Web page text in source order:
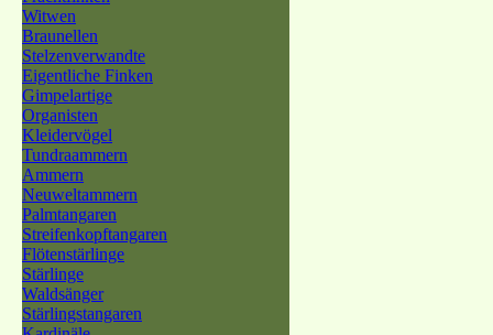
Witwen
Braunellen
Stelzenverwandte
Eigentliche Finken
Gimpelartige
Organisten
Kleidervögel
Tundraammern
Ammern
Neuweltammern
Palmtangaren
Streifenkopftangaren
Flötenstärlinge
Stärlinge
Waldsänger
Stärlingstangaren